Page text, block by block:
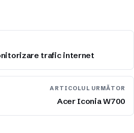
trafic internet
ARTICOLUL URMĂTOR
Acer Iconia W700